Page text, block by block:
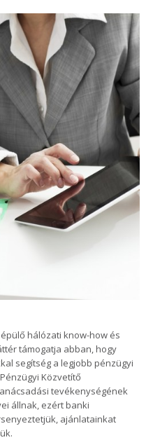
hálózati know-how és
támogatja abban, hogy
segítség a legjobb pénzügyi
Közvetítő
tevékenységének
állnak, ezért banki
ajánlatainkat